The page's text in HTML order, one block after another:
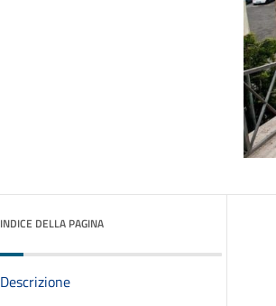
INDICE DELLA PAGINA
Descrizione